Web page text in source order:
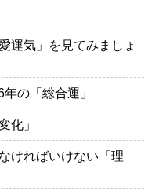
運気」を見てみましょ
の「総合運」
化」
ければいけない「理